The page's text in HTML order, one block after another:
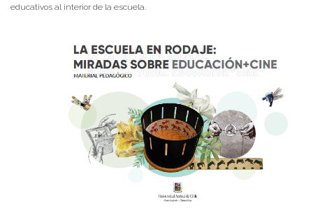
educativos al interior de la escuela.